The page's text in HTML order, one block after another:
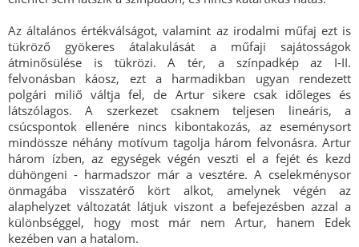
Az általános értékválságot, valamint az irodalmi műfaj ezt is
tükröző gyökeres átalakulását a műfaji sajátosságok
átminősülése is tükrözi. A tér, a színpadkép az I-II.
felvonásban káosz, ezt a harmadikban ugyan rendezett
polgári miliő váltja fel, de Artur sikere csak időleges és
látszólagos. A szerkezet csaknem teljesen lineáris, a
csúcspontok ellenére nincs kibontakozás, az eseménysort
mindössze néhány motívum tagolja három felvonásra. Artur
három ízben, az egységek végén veszti el a fejét és kezd
dühöngeni - harmadszor már a vesztére. A cselekménysor
önmagába visszatérő kört alkot, amelynek végén az
alaphelyzet változatát látjuk viszont a befejezésben azzal a
különbséggel, hogy most már nem Artur, hanem Edek
kezében van a hatalom.